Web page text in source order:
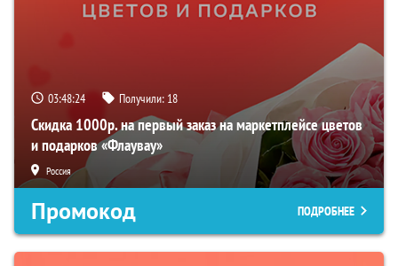
03:48:24 Получили: 18
Скидка 1000р. на первый заказ на маркетплейсе цветов
и подарков «Флаувау»
Россия
Промокод ПОДРОБНЕЕ